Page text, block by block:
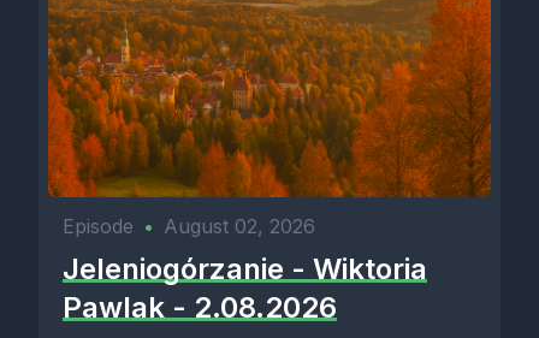
Episode • August 02, 2026
Jeleniogórzanie - Wiktoria
Pawlak - 2.08.2026